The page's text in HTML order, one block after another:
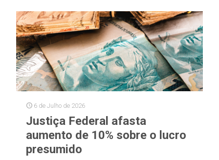
6 de Julho de 2026
Justiça Federal afasta
aumento de 10% sobre o lucro
presumido